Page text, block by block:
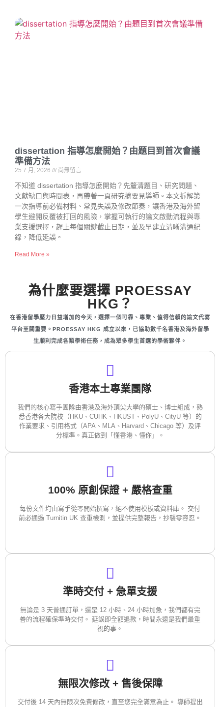
dissertation 指導怎麼開始？由題目到首次會議
準備方法
25 7 月, 2026 尚無留言
不知道 dissertation 指導怎麼開始？先釐清題目、研究問題、
文獻缺口與時間表，再帶著一頁研究摘要見導師。本文拆解第
一次指導前必備材料、常見失誤及修改節奏，讓香港及海外留
學生避開反覆被打回的風險，掌握可執行的論文啟動流程與專
業支援選擇，趕上每個關鍵截止日期，並及早建立清晰溝通紀
錄，降低延誤。
Read More »
為什麼要選擇 PROESSAY
HKG？
在香港留學壓力日益增加的今天，選擇一個可靠、專業、值得信賴的論文代寫
平台至關重要。PROESSAY HKG 成立以來，已協助數千名香港及海外留學
生順利完成各類學術任務，成為眾多學生首選的學術夥伴。
香港本土專業團隊
我們的核心寫手團隊由香港及海外頂尖大學的碩士、博士組成，熟
悉香港各大院校（HKU、CUHK、HKUST、PolyU、CityU 等）的
作業要求、引用格式（APA、MLA、Harvard、Chicago 等）及评
分標準。真正做到「懂香港、懂你」。
100% 原創保證 + 嚴格查重
每份文件均由寫手從零開始撰寫，絕不使用模板或資料庫。 交付
前必通過 Turnitin UK 查重檢測，並提供完整報告，抄襲零容忍。
準時交付 + 急單支援
無論是 3 天普通訂單，還是 12 小時、24 小時加急，我們都有完
善的流程確保準時交付。 延誤即全額退款，時間永遠是我們最重
視的事。
無限次修改 + 售後保障
交付後 14 天內無限次免費修改，直至您完全滿意為止。 導師提出